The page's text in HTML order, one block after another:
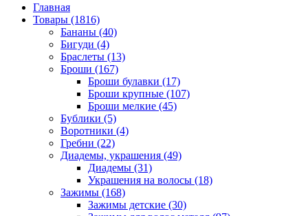
Главная
Товары (1816)
Бананы (40)
Бигуди (4)
Браслеты (13)
Броши (167)
Броши булавки (17)
Броши крупные (107)
Броши мелкие (45)
Бублики (5)
Воротники (4)
Гребни (22)
Диадемы, украшения (49)
Диадемы (31)
Украшения на волосы (18)
Зажимы (168)
Зажимы детские (30)